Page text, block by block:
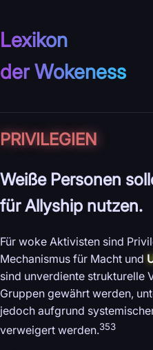
Lexikon
der Wokeness
PRIVILEGIEN
Weiße Personen
für Allyship nutzen.
Für woke Aktivisten sind
Mechanismus für Macht und
sind unverdiente strukturelle
Gruppen gewährt werden,
jedoch aufgrund
verweigert werden.353